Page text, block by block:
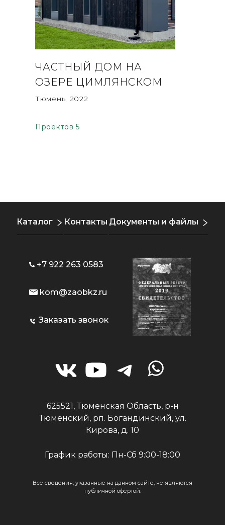
ЧАСТНЫЙ ДОМ НА
ОЗЕРЕ ЦИМЛЯНСКОМ
Тюмень, 2022
Проектов 5
Каталог Контакты Документы и файлы
+7 922 263 0583
kom@zaobkz.ru
Заказать звонок
625521, Тюменская Область, р-н
Тюменский, рп. Богандинский, ул.
Кирова, д. 10
График работы: Пн-Сб 9:00-18:00
Все сведения, указанные на данном сайте, не являются
публичной офертой.